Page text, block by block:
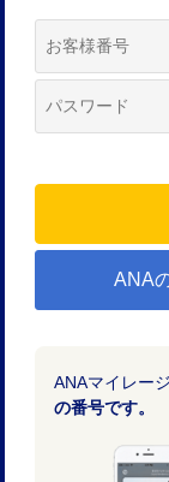
ANA
ANAマイレー
の番号です。